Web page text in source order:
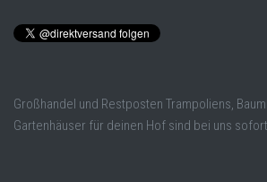
Großhandel und Restposten Trampoliens,
Gartenhäuser für deinen Hof sind bei uns